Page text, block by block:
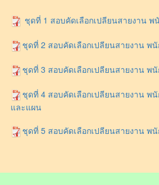
ชุดที่ 1 สอบคัดเลือกเปลียนสายงาน พ
ชุดที่ 2 สอบคัดเลือกเปลียนสายงาน พ
ชุดที่ 3 สอบคัดเลือกเปลียนสายงาน
ชุดที่ 4 สอบคัดเลือกเปลียนสายงาน พ
และแผน
ชุดที่ 5 สอบคัดเลือกเปลียนสายงาน พ